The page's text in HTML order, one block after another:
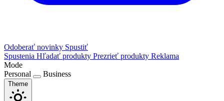
Odoberať novinky Spustiť
Spustenia Hľadať produkty Prezrieť produkty Reklama
Mode
Personal
Business
Theme